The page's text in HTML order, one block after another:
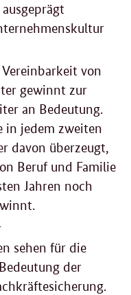
von
gewinnt zur
an Bedeutung.
in jedem zweiten
davon überzeugt,
Beruf und Familie
Jahren noch
sehen für die
der